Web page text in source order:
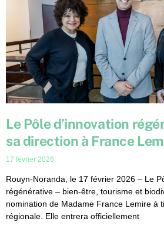
Le Pôle d’innovation
sa direction à France
17 février 2026
Rouyn-Noranda, le 17 février 2026 – Le
régénérative – bien-être, tourisme et
nomination de Madame France Lemire à
régionale. Elle entrera officiellement